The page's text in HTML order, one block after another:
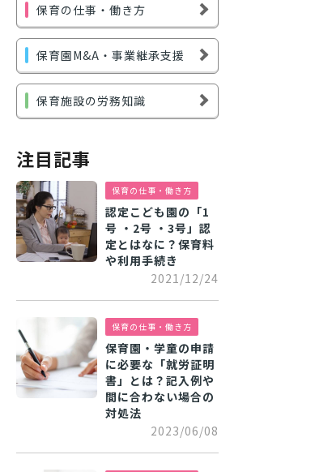
保育の仕事・働き方
保育園M&A・事業継承支援
保育施設の労務知識
注目記事
保育の仕事・働き方
認定こども園の「1
号 ・2号 ・3号」認
定とはなに？保育料
や利用手続き
2021/12/24
保育の仕事・働き方
保育園・学童の申請
に必要な「就労証明
書」とは？記入例や
間に合わない場合の
対処法
2023/06/08